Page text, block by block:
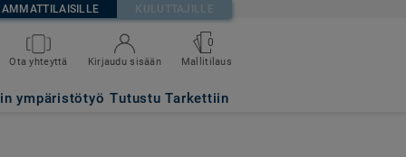
AMMATTILAISILLE KULUTTAJILLE
Ota yhteyttä Kirjaudu sisään
0
Mallitilaus
ympäristötyö Tutustu Tarkettiin